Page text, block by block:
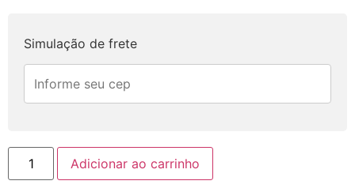
Simulação de frete
Adicionar ao carrinho